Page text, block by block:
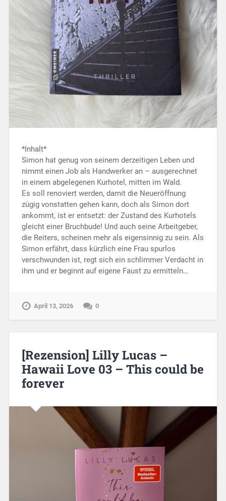
*Inhalt*
Simon hat genug von seinem derzeitigen Leben und
nimmt einen Job als Handwerker an – ausgerechnet
in einem abgelegenen Kurhotel, mitten im Wald.
Es soll renoviert werden, damit die Neueröffnung
zügig vonstatten gehen kann, doch als Simon dort
ankommt, ist er entsetzt: der Zustand des Kurhotels
gleicht einer Bruchbude! Und auch seine Arbeitgeber,
die Reiters, scheinen mehr als eigensinnig zu sein. Als
Simon erfährt, dass kürzlich eine Frau spurlos
verschwunden ist, regt sich ein schlimmer Verdacht in
ihm und er beginnt auf eigene Faust zu ermitteln…
April 13, 2026 0
[Rezension] Lilly Lucas –
Hawaii Love 03 – This could be
forever